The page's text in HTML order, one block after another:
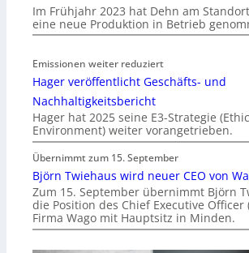
Im Frühjahr 2023 hat Dehn am
eine neue Produktion in Betrieb
Emissionen weiter reduziert
Hager veröffentlicht Geschäfts- und
Nachhaltigkeitsbericht
Hager hat 2025 seine E3-Strategie
Environment) weiter vorangetrieben.
Übernimmt zum 15. September
Björn Twiehaus wird neuer CEO von
Zum 15. September übernimmt Björn
die Position des Chief Executive Officer
Firma Wago mit Hauptsitz in Minden.